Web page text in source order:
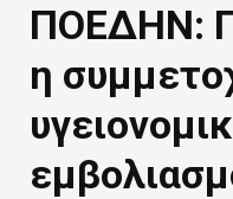
ΠΟΕΔΗN:
η